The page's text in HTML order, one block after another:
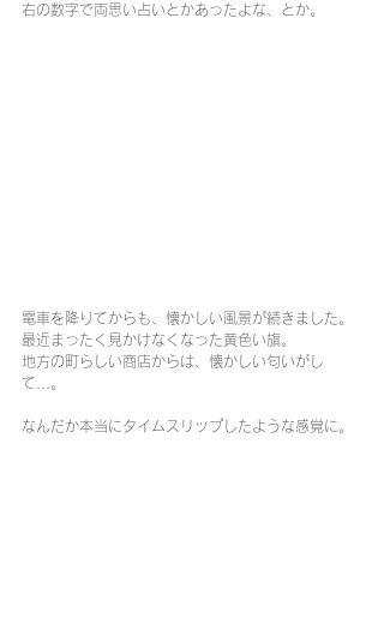
右の数字で両思い占いとかあったよな、とか。
電車を降りてからも、懐かしい風景が続きました。
最近まったく見かけなくなった黄色い旗。
地方の町らしい商店からは、懐かしい匂いがし
て...。
なんだか本当にタイムスリップしたような感覚に。